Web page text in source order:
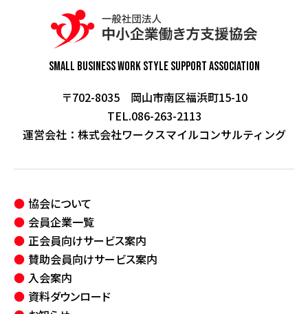
Small Business Work StyleSupport Association
〒702-8035 岡山市南区福浜町15-10
TEL.086-263-2113
運営会社： 株式会社ワークスマイルコンサルティング
協会について
会員企業一覧
正会員向けサービス案内
賛助会員向けサービス案内
入会案内
資料ダウンロード